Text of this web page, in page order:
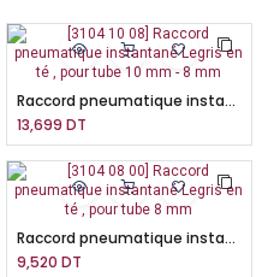
Raccord pneumatique instantané Legris en té , pour tube 10 mm - 8 mm
13,699 DT
Raccord pneumatique instantané Legris en té , pour tube 8 mm
9,520 DT